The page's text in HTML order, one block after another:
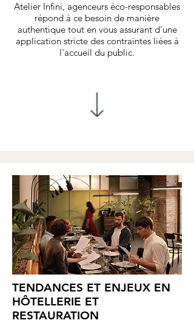
Atelier Infini, agenceurs éco-responsables
répond à ce besoin de manière
authentique tout en vous assurant d'une
application stricte des contraintes liées à
l'accueil du public.
TENDANCES ET ENJEUX EN
HÔTELLERIE ET
RESTAURATION